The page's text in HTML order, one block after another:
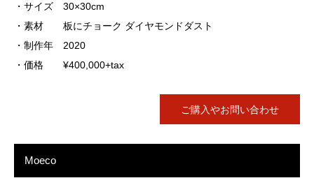
・サイズ 30×30cm
・素材 板にチョーク ダイヤモンドダスト
・制作年 2020
・価格 ¥400,000+tax
ご購入やお問い合わせ
Moeco